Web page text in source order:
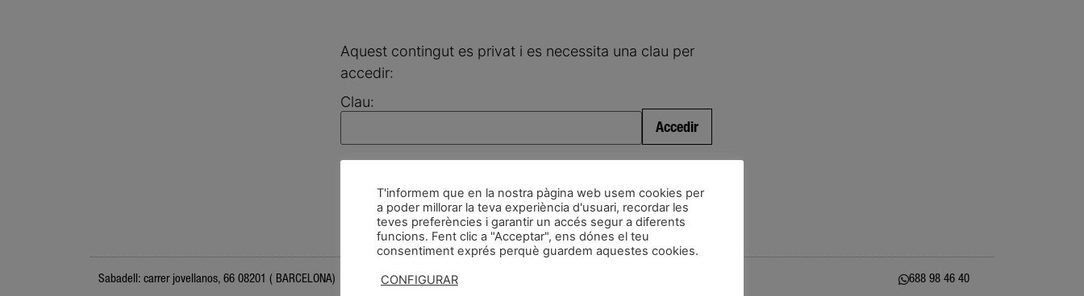
Aquest contingut es privat i es necessita una clau per
accedir:
Clau:
FAQS Avís Legal Política de privacitat Política de Cookies
Sabadell: carrer jovellanos, 66 08201 ( BARCELONA) 688 98 46 40
T'informem que en la nostra pàgina web usem cookies per
a poder millorar la teva experiència d'usuari, recordar les
teves preferències i garantir un accés segur a diferents
funcions. Fent clic a "Acceptar", ens dónes el teu
consentiment exprés perquè guardem aquestes cookies.
CONFIGURAR